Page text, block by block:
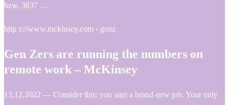
bzw. 3837 …
http s://www.mckinsey.com › genz
Gen Zers are running the numbers on
remote work – McKinsey
13.12.2022 — Consider this: you start a brand-new job. Your only